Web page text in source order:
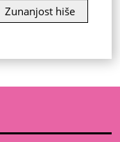
Zunanjost hiše